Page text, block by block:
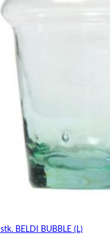
BELDI BUBBLE (L)